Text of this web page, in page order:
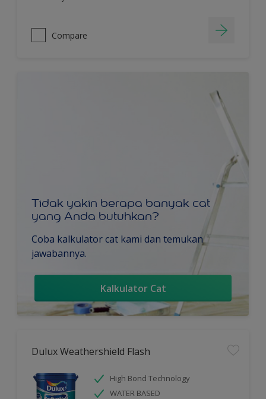
Compare
Tidak yakin berapa banyak cat
yang Anda butuhkan?
Coba kalkulator cat kami dan temukan
jawabannya.
Kalkulator Cat
Dulux Weathershield Flash
High Bond Technology
WATER BASED